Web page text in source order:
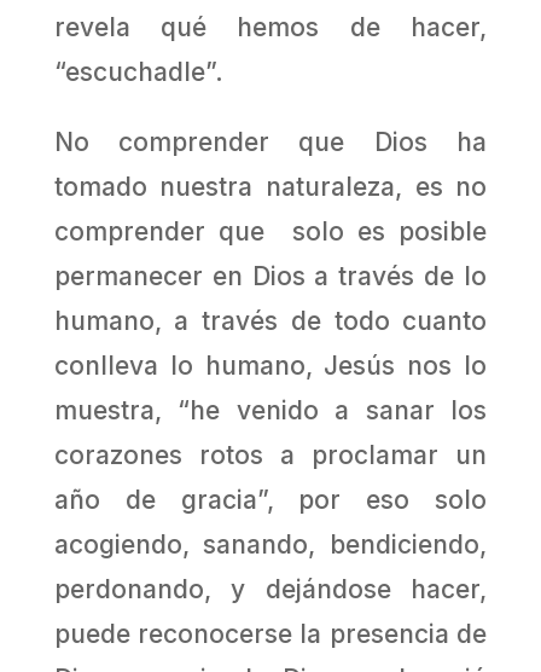
revela qué hemos de hacer,
“escuchadle”.
No comprender que Dios ha
tomado nuestra naturaleza, es no
comprender que solo es posible
permanecer en Dios a través de lo
humano, a través de todo cuanto
conlleva lo humano, Jesús nos lo
muestra, “he venido a sanar los
corazones rotos a proclamar un
año de gracia”, por eso solo
acogiendo, sanando, bendiciendo,
perdonando, y dejándose hacer,
puede reconocerse la presencia de